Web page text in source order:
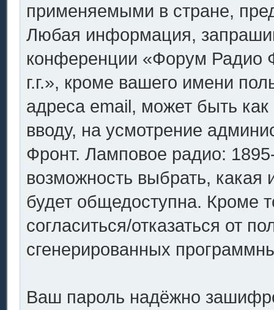
применяемыми в стране,
Любая информация,
конференции «Форум Радио
г.г.», кроме вашего имени
адреса email, может быть
вводу, на усмотрение
Фронт. Ламповое радио:
возможность выбрать,
будет общедоступна. Кроме
согласиться/отказаться от
сгенерированных
Ваш пароль надёжно